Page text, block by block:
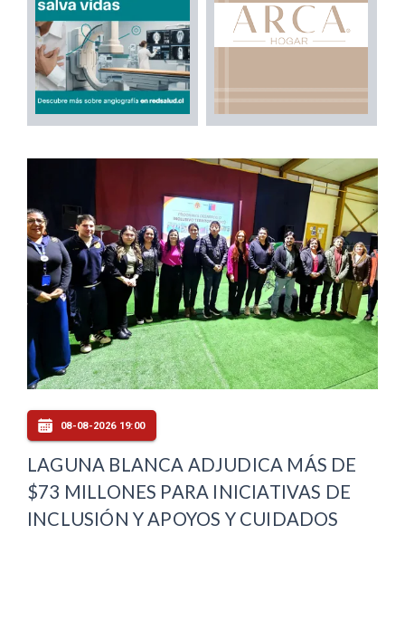
08-08-2026 19:00
LAGUNA BLANCA ADJUDICA MÁS DE
$73 MILLONES PARA INICIATIVAS DE
INCLUSIÓN Y APOYOS Y CUIDADOS